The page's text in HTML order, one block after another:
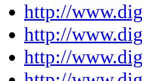
http://
http://
http://